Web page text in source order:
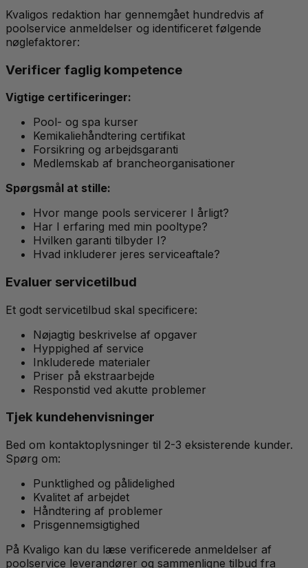
Kvaligos redaktion har gennemgået hundredvis af
poolservice anmeldelser og identificeret følgende
nøglefaktorer:
Verificer faglig kompetence
Vigtige certificeringer:
Pool- og spa kurser
Kemikaliehåndtering certifikat
Forsikring og arbejdsgaranti
Medlemskab af brancheorganisationer
Spørgsmål at stille:
Hvor mange pools servicerer I årligt?
Har I erfaring med min pooltype?
Hvilken garanti tilbyder I?
Hvad inkluderer jeres serviceaftale?
Evaluer servicetilbud
Et godt servicetilbud skal specificere:
Nøjagtig beskrivelse af opgaver
Hyppighed af service
Inkluderede materialer
Priser på ekstraarbejde
Responstid ved akutte problemer
Tjek kundehenvisninger
Bed om kontaktoplysninger til 2-3 eksisterende kunder.
Spørg om:
Punktlighed og pålidelighed
Kvalitet af arbejdet
Håndtering af problemer
Prisgennemsigtighed
På Kvaligo kan du læse verificerede anmeldelser af
poolservice leverandører og sammenligne tilbud fra